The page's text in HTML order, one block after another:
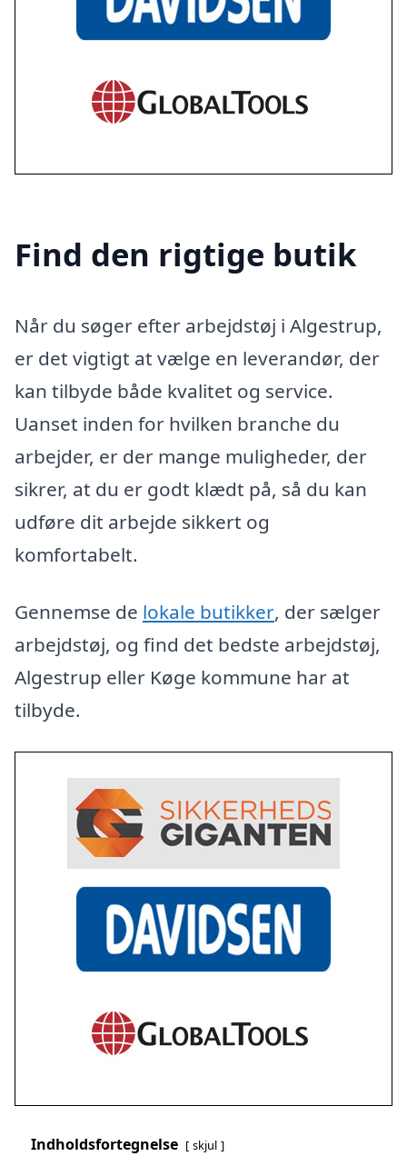
Find den rigtige butik
Når du søger efter arbejdstøj i Algestrup,
er det vigtigt at vælge en leverandør, der
kan tilbyde både kvalitet og service.
Uanset inden for hvilken branche du
arbejder, er der mange muligheder, der
sikrer, at du er godt klædt på, så du kan
udføre dit arbejde sikkert og
komfortabelt.
Gennemse de lokale butikker, der sælger
arbejdstøj, og find det bedste arbejdstøj,
Algestrup eller Køge kommune har at
tilbyde.
Indholdsfortegnelse skjul